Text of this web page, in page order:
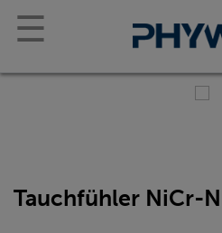
☰
Tauchfühler NiCr-